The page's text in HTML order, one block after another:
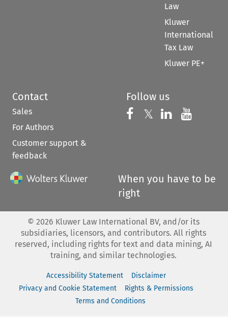
Law
Kluwer
International
Tax Law
Kluwer PE+
Contact
Sales
For Authors
Customer support &
feedback
Follow us
Follow us on
𝕏 Follow us on
Follow us
When you have to be
right
© 2026 Kluwer Law International BV, and/or its
subsidiaries, licensors, and contributors. All rights
reserved, including rights for text and data mining, AI
training, and similar technologies.
Accessibility Statement
Disclaimer
Privacy and Cookie Statement
Rights & Permissions
Terms and Conditions